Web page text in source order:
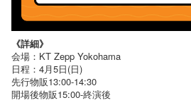
《詳細》
会場：KT Zepp Yokohama
日程：4月5日(日)
先行物販13:00-14:30
開場後物販15:00-終演後